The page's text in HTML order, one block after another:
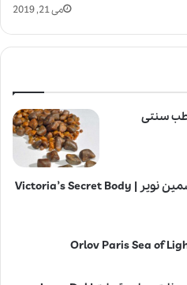
می 21, 2019
طب سنتی
بادی اسپلش ویکتوریا سکرت جاسمین نویر | Victoria’s Secret Body